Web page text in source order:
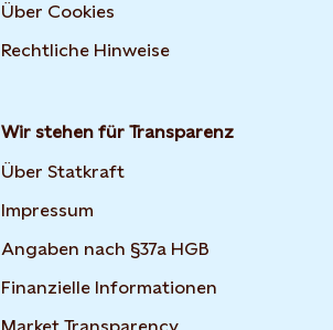
Über Cookies
Rechtliche Hinweise
Wir stehen für Transparenz
Über Statkraft
Impressum
Angaben nach §37a HGB
Finanzielle Informationen